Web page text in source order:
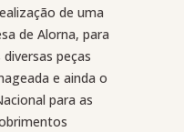
de uma
de Alorna, para
peças
e ainda o
para as